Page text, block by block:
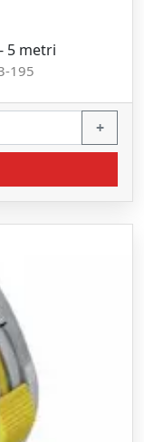
5 metri
195
+